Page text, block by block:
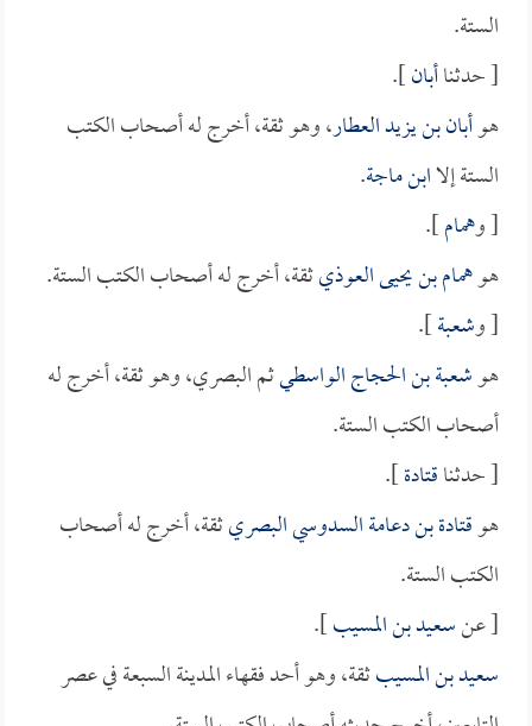
الستة.
[ حدثناأبان].
هوأبان بن يزيد العطار، وهو ثقة، أخرج له أصحاب الكتب
الستة إلاابن ماجة.
[ وهمام].
هوهمام بن يحيى العوذيثقة، أخرج له أصحاب الكتب الستة.
[ وشعبة].
هوشعبة بن الحجاج الواسطيثم البصري، وهو ثقة، أخرج له
أصحاب الكتب الستة.
[ حدثناقتادة].
هوقتادة بن دعامة السدوسي البصريثقة، أخرج له أصحاب
الكتب الستة.
[ عنسعيد بن المسيب].
سعيد بن المسيبثقة، وهو أحد فقهاء المدينة السبعة في عصر